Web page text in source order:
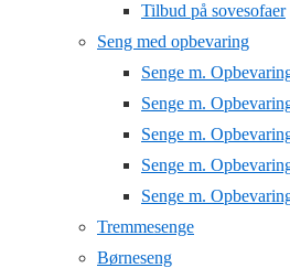
Tilbud på sovesofaer
Seng med opbevaring
Senge m.
Senge m.
Senge m.
Senge m.
Senge m.
Tremmesenge
Børneseng